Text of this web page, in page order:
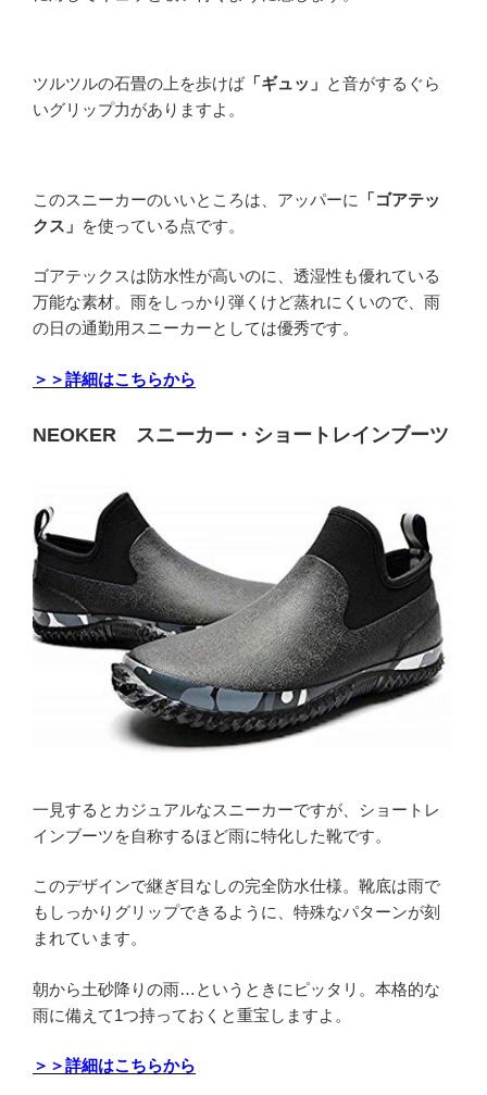
ツルツルの石畳の上を歩けば「ギュッ」 と音がするぐら
いグリップ力がありますよ。
このスニーカーのいいところは、アッパーに
「ゴアテッ
クス」 を使っている点です。
ゴアテックスは防水性が高いのに、透湿性も優れている
万能な素材。雨をしっかり弾くけど蒸れにくいので、雨
の日の通勤用スニーカーとしては優秀です。
＞＞詳細はこちらから
NEOKER スニーカー・ショートレインブーツ
一見するとカジュアルなスニーカーですが、ショートレ
インブーツを自称するほど雨に特化した靴です。
このデザインで継ぎ目なしの完全防水仕様。靴底は雨で
もしっかりグリップできるように、特殊なパターンが刻
まれています。
朝から土砂降りの雨…というときにピッタリ。本格的な
雨に備えて1つ持っておくと重宝しますよ。
＞＞詳細はこちらから